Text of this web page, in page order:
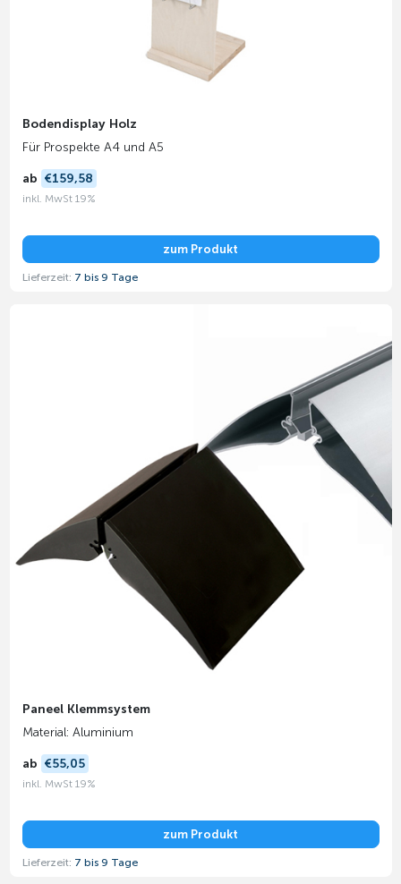
Bodendisplay Holz
Für Prospekte A4 und A5
ab €159,58
inkl. MwSt 19%
zum Produkt
Lieferzeit: 7 bis 9 Tage
Paneel Klemmsystem
Material: Aluminium
ab €55,05
inkl. MwSt 19%
zum Produkt
Lieferzeit: 7 bis 9 Tage